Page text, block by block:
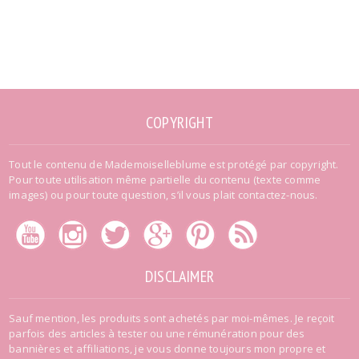
COPYRIGHT
Tout le contenu de Mademoiselleblume est protégé par copyright.
Pour toute utilisation même partielle du contenu (texte comme
images) ou pour toute question, s’il vous plait contactez-nous.
DISCLAIMER
Sauf mention, les produits sont achetés par moi-mêmes. Je reçoit
parfois des articles à tester ou une rémunération pour des
bannières et affiliations, je vous donne toujours mon propre et